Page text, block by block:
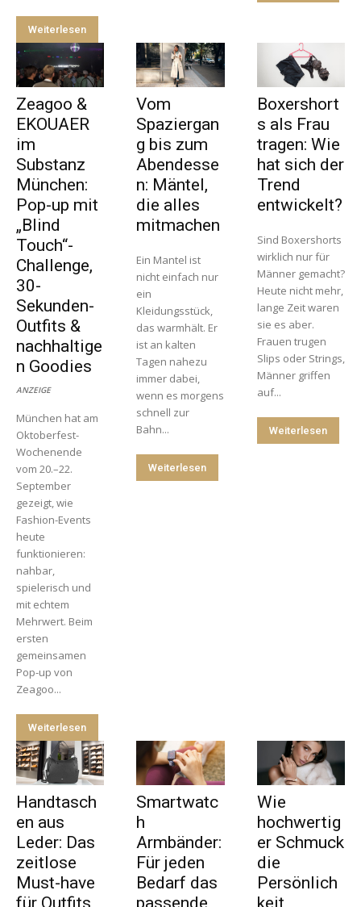
Weiterlesen
Zeagoo &
EKOUAER
im
Substanz
München:
Pop-up mit
„Blind
Touch“-
Challenge,
30-
Sekunden-
Outfits &
nachhaltige
n Goodies
ANZEIGE
München hat am
Oktoberfest-
Wochenende
vom 20.–22.
September
gezeigt, wie
Fashion-Events
heute
funktionieren:
nahbar,
spielerisch und
mit echtem
Mehrwert. Beim
ersten
gemeinsamen
Pop-up von
Zeagoo...
Weiterlesen
Vom
Spaziergan
g bis zum
Abendesse
n: Mäntel,
die alles
mitmachen
Ein Mantel ist
nicht einfach nur
ein
Kleidungsstück,
das warmhält. Er
ist an kalten
Tagen nahezu
immer dabei,
wenn es morgens
schnell zur
Bahn...
Weiterlesen
Boxershort
s als Frau
tragen: Wie
hat sich der
Trend
entwickelt?
Sind Boxershorts
wirklich nur für
Männer gemacht?
Heute nicht mehr,
lange Zeit waren
sie es aber.
Frauen trugen
Slips oder Strings,
Männer griffen
auf...
Weiterlesen
Handtasch
en aus
Leder: Das
zeitlose
Must-have
für Outfits,
Smartwatc
h
Armbänder:
Für jeden
Bedarf das
passende
Wie
hochwertig
er Schmuck
die
Persönlich
keit